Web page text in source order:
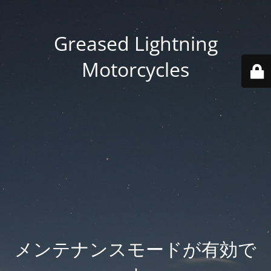
Greased Lightning
Motorcycles
メンテナンスモードが有効で